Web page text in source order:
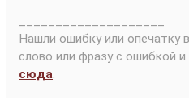
Нашли ошибку или опечатку
слово или фразу с ошибкой
сюда.